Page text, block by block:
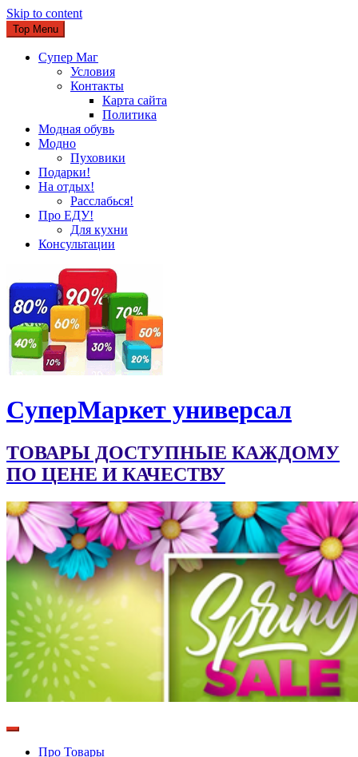
Skip to content
Top Menu
Супер Маг
Условия
Контакты
Карта сайта
Политика
Модная обувь
Модно
Пуховики
Подарки!
На отдых!
Расслабься!
Про ЕДУ!
Для кухни
Консультации
CуперМаркет универсал
ТОВАРЫ ДОСТУПНЫЕ КАЖДОМУ
ПО ЦЕНЕ И КАЧЕСТВУ
Про Товары